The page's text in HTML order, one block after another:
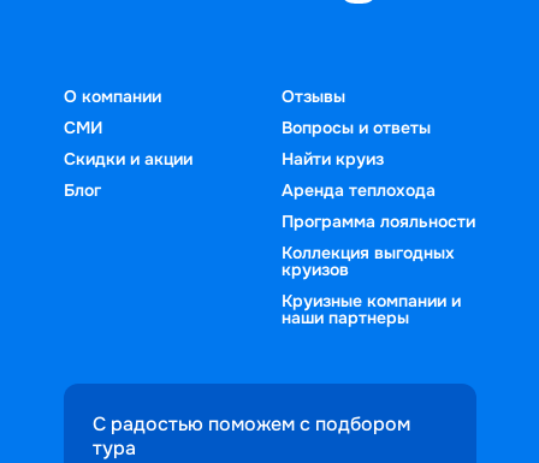
О компании
СМИ
Скидки и акции
Блог
Отзывы
Вопросы и ответы
Найти круиз
Аренда теплохода
Программа лояльности
Коллекция выгодных
круизов
Круизные компании и
наши партнеры
С радостью поможем с подбором
тура